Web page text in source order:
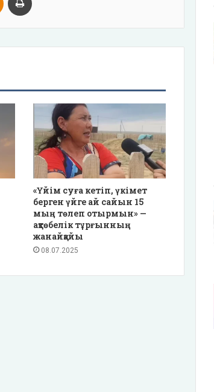
«Үйім суға кетіп, үкімет
берген үйге ай сайын 15
мың төлеп отырмын» —
ақтөбелік тұрғынның
жанайқайы
08.07.2025